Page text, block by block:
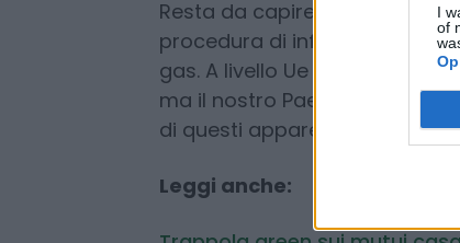
I
of
Procedura di infrazione
Resta da capire cosa
procedura di infrazione
ma il nostro Paese aveva
di questi apparecchi